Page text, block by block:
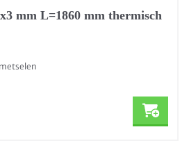
mm L=1860 mm thermisch